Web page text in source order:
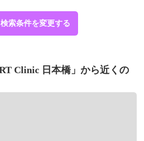
検索条件を変更する
Clinic 日本橋」から近くの